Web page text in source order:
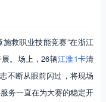
救职业技能竞赛”在浙江
。场上，26辆江淮1卡清
不断从眼前闪过，将现场
服务一直在为大赛的稳定开